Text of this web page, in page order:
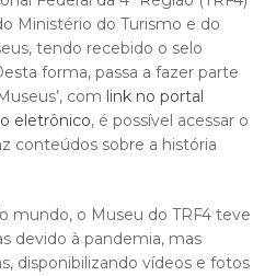
Ministério do Turismo e do
tendo recebido o selo
forma, passa a fazer parte
com link no portal
eletrônico, é possível acessar o
conteúdos sobre a história
mundo, o Museu do TRF4 teve
devido à pandemia, mas
disponibilizando vídeos e fotos